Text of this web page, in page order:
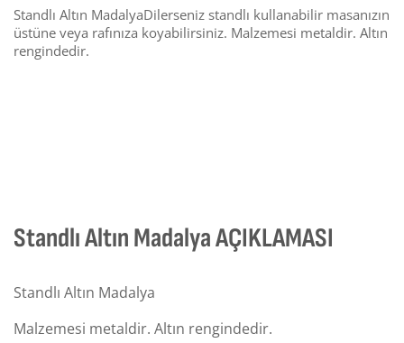
Standlı Altın MadalyaDilerseniz standlı kullanabilir masanızın
üstüne veya rafınıza koyabilirsiniz. Malzemesi metaldir. Altın
rengindedir.
Standlı Altın Madalya AÇIKLAMASI
Standlı Altın Madalya
Malzemesi metaldir. Altın rengindedir.